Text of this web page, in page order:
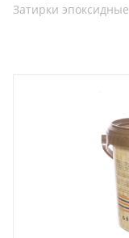
Затирки эпоксидные